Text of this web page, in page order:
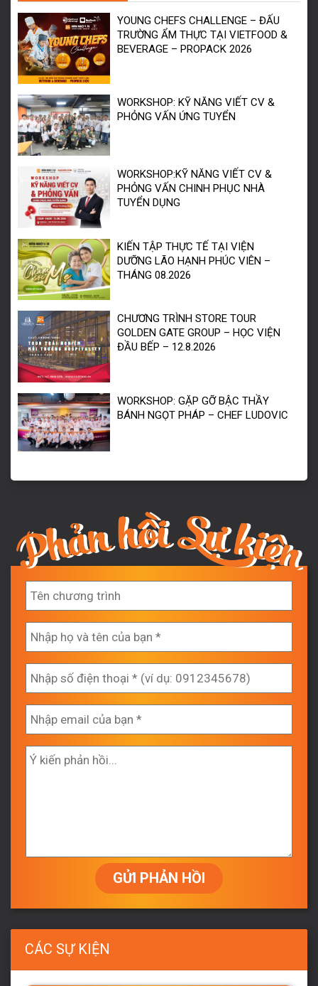
YOUNG CHEFS CHALLENGE – ĐẤU
TRƯỜNG ẨM THỰC TẠI VIETFOOD &
BEVERAGE – PROPACK 2026
WORKSHOP: KỸ NĂNG VIẾT CV &
PHỎNG VẤN ỨNG TUYỂN
WORKSHOP:KỸ NĂNG VIẾT CV &
PHỎNG VẤN CHINH PHỤC NHÀ
TUYỂN DỤNG
KIẾN TẬP THỰC TẾ TẠI VIỆN
DƯỠNG LÃO HẠNH PHÚC VIÊN –
THÁNG 08.2026
CHƯƠNG TRÌNH STORE TOUR
GOLDEN GATE GROUP – HỌC VIỆN
ĐẦU BẾP – 12.8.2026
WORKSHOP: GẶP GỠ BẬC THẦY
BÁNH NGỌT PHÁP – CHEF LUDOVIC
GỬI PHẢN HỒI
CÁC SỰ KIỆN